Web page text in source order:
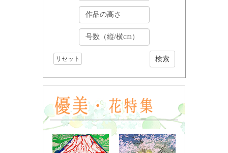
リセット